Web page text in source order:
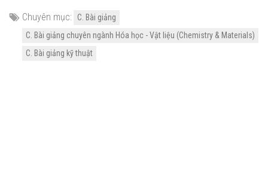
Chuyên mục:
C. Bài giảng
C. Bài giảng chuyên ngành Hóa học - Vật liệu (Chemistry & Materials)
C. Bài giảng kỹ thuật